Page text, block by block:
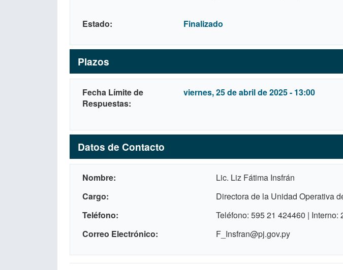
Estado Finalizado
Plazos
Fecha Límite de
Respuestas
viernes, 25 de abril de 2025 - 13:00
Datos de Contacto
Nombre
Lic. Liz Fátima Insfrán
Cargo
Directora de la Unidad Operativa
Teléfono
Teléfono: 595 21 424460 | Interno:
Correo Electrónico
F_Insfran@pj.gov.py